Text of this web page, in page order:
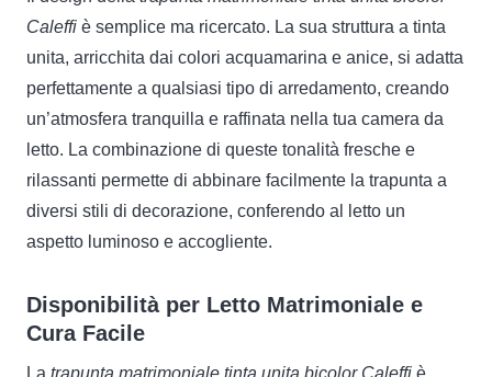
Caleffi è semplice ma ricercato. La sua struttura a tinta
unita, arricchita dai colori acquamarina e anice, si adatta
perfettamente a qualsiasi tipo di arredamento, creando
un’atmosfera tranquilla e raffinata nella tua camera da
letto. La combinazione di queste tonalità fresche e
rilassanti permette di abbinare facilmente la trapunta a
diversi stili di decorazione, conferendo al letto un
aspetto luminoso e accogliente.
Disponibilità per Letto Matrimoniale e
Cura Facile
La trapunta matrimoniale tinta unita bicolor Caleffi è